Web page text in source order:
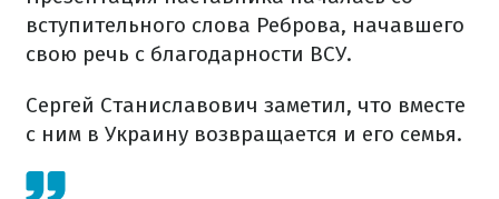
вступительного слова Реброва, начавшего
свою речь с благодарности ВСУ.
Сергей Станиславович заметил, что вместе
с ним в Украину возвращается и его семья.